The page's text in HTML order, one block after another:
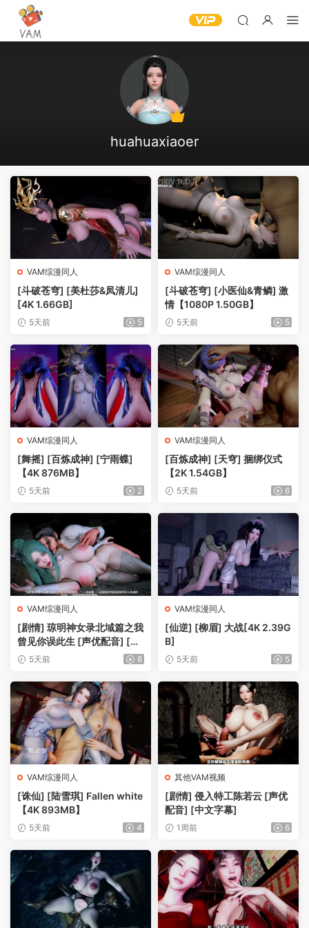
huahuaxiaoer
VAM综漫同人
[斗破苍穹] [美杜莎&凤清儿]
[4K 1.66GB]
5天前 5
VAM综漫同人
[斗破苍穹] [小医仙&青鳞] 激
情【1080P 1.50GB】
5天前 5
VAM综漫同人
[舞摇] [百炼成神] [宁雨蝶]
【4K 876MB】
5天前 2
VAM综漫同人
[百炼成神] [天穹] 捆绑仪式
【2K 1.54GB】
5天前 6
VAM综漫同人
[剧情] 琼明神女录北域篇之我
曾见你误此生 [声优配音] [中
文字幕]【2K 11.7GB】
5天前 8
VAM综漫同人
[仙逆] [柳眉] 大战[4K 2.39G
B]
5天前 5
VAM综漫同人
[诛仙] [陆雪琪] Fallen white
【4K 893MB】
5天前 4
其他VAM视频
[剧情] 侵入特工陈若云 [声优
配音] [中文字幕]
1周前 6